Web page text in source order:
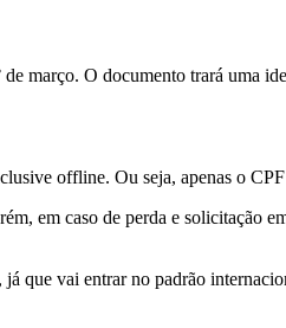
de março. O documento trará uma
offline. Ou seja, apenas o
em caso de perda e solicitação
que vai entrar no padrão